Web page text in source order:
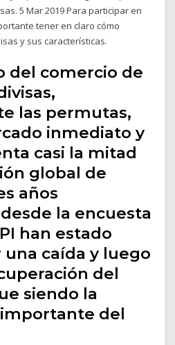
5 Mar 2019 Para participar en
tener en claro cómo
y sus características.
del comercio de
las permutas,
inmediato y
casi la mitad
global de
años
la encuesta
han estado
caída y luego
del
siendo la
del